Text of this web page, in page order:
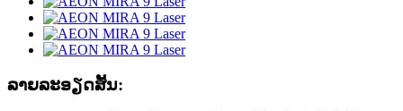
ລາຍ​ລະ​ອຽດ​ສັ້ນ​: